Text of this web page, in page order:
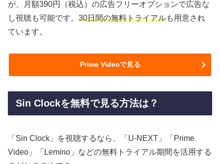
が、月額390円（税込）の広告フリーオプションで広告な
し視聴も可能です。 30日間の無料トライアルも用意され
ています。
Prime Videoで見る
Sin Clockを無料で見る方法は？
「Sin Clock」を視聴するなら、「U-NEXT」「Prime
Video」「Lemino」などの無料トライアル期間を活用する